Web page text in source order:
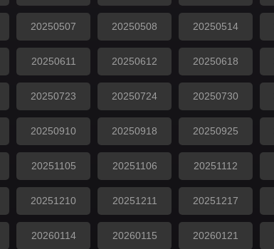
20250507 20250508 20250514
20250611 20250612 20250618
20250723 20250724 20250730
20250910 20250918 20250925
20251105 20251106 20251112
20251210 20251211 20251217
20260114 20260115 20260121